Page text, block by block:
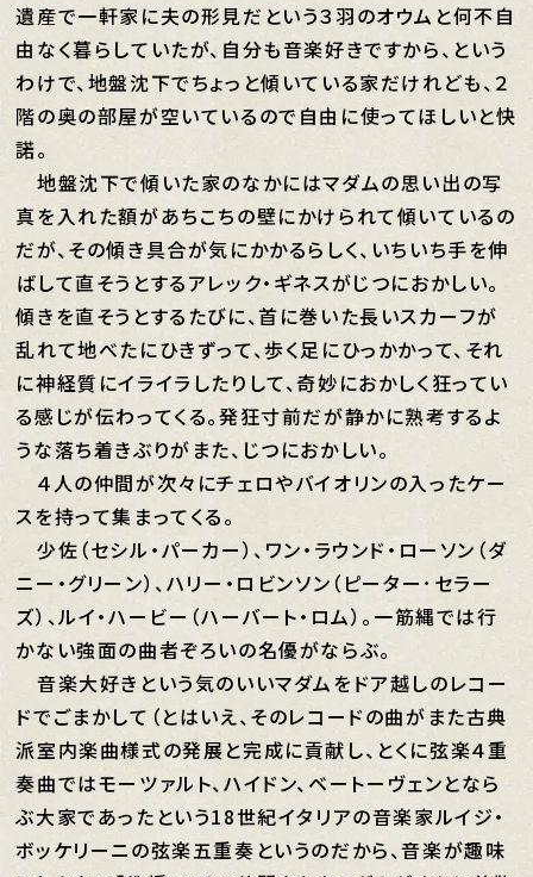
遺産で一軒家に夫の形見だという３羽のオウムと何不自
由なく暮らしていたが、自分も音楽好きですから、という
わけで、地盤沈下でちょっと傾いている家だけれども、２
階の奥の部屋が空いているので自由に使ってほしいと快
諾。
地盤沈下で傾いた家のなかにはマダムの思い出の写
真を入れた額があちこちの壁にかけられて傾いているの
だが、その傾き具合が気にかかるらしく、いちいち手を伸
ばして直そうとするアレック・ギネスがじつにおかしい。
傾きを直そうとするたびに、首に巻いた長いスカーフが
乱れて地べたにひきずって、歩く足にひっかかって、それ
に神経質にイライラしたりして、奇妙におかしく狂ってい
る感じが伝わってくる。発狂寸前だが静かに熟考するよ
うな落ち着きぶりがまた、じつにおかしい。
４人の仲間が次々にチェロやバイオリンの入ったケー
スを持って集まってくる。
少佐（セシル・パーカー）、ワン・ラウンド・ローソン（ダ
ニー・グリーン）、ハリー・ロビンソン（ピーター･セラー
ズ）、ルイ・ハービー（ハーバート・ロム）。一筋縄では行
かない強面の曲者ぞろいの名優がならぶ。
音楽大好きという気のいいマダムをドア越しのレコー
ドでごまかして（とはいえ、そのレコードの曲がまた古典
派室内楽曲様式の発展と完成に貢献し、とくに弦楽４重
奏曲ではモーツァルト、ハイドン、ベートーヴェンとなら
ぶ大家であったという18世紀イタリアの音楽家ルイジ・
ボッケリーニの弦楽五重奏というのだから、音楽が趣味